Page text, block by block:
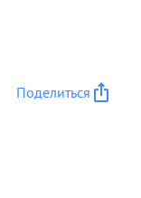
Поделиться